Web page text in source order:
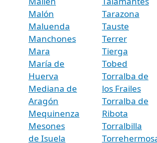
Malón
Maluenda
Manchones
Mara
María de
Huerva
Mediana de
Aragón
Mequinenza
Mesones
de Isuela
Tarazona
Tauste
Terrer
Tierga
Tobed
Torralba de
los Frailes
Torralba de
Ribota
Torralbilla